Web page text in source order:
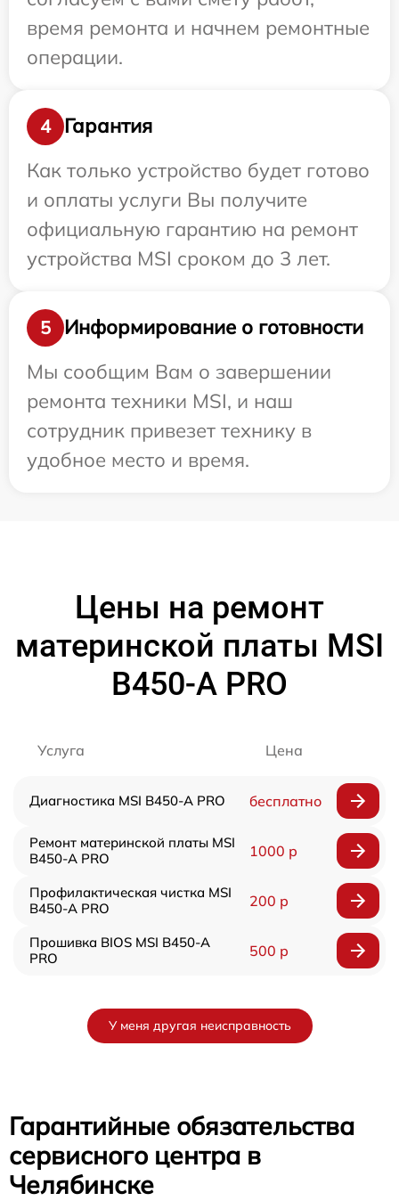
время ремонта и начнем ремонтные
операции.
4
Гарантия
Как только устройство будет готово
и оплаты услуги Вы получите
официальную гарантию на ремонт
устройства MSI сроком до 3 лет.
5
Информирование о готовности
Мы сообщим Вам о завершении
ремонта техники MSI, и наш
сотрудник привезет технику в
удобное место и время.
Цены на ремонт
материнской платы MSI
B450-A PRO
Услуга Цена
Диагностика MSI B450-A PRO бесплатно
Ремонт материнской платы MSI
B450-A PRO
1000 р
Профилактическая чистка MSI
B450-A PRO
200 р
Прошивка BIOS MSI B450-A
PRO
500 р
У меня другая неисправность
Гарантийные обязательства
сервисного центра в
Челябинске